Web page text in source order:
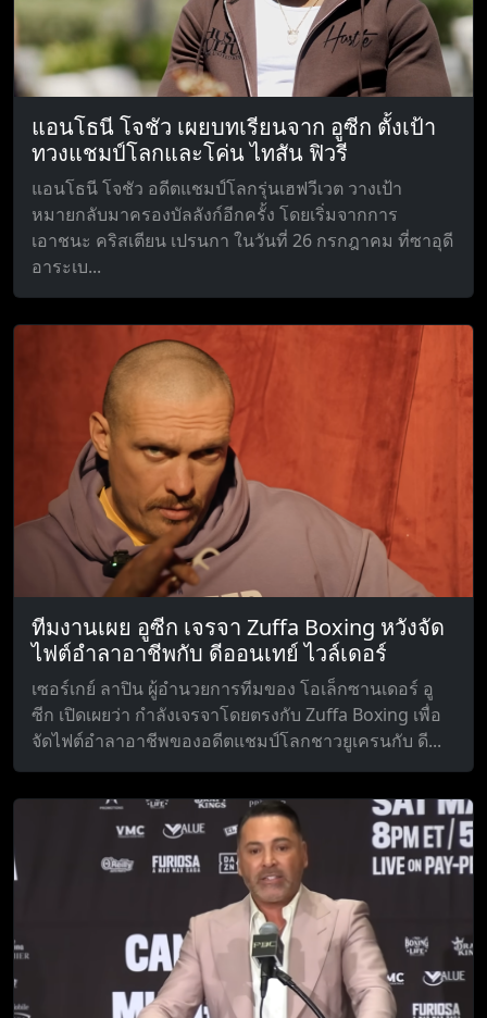
แอนโธนี โจชัว เผยบทเรียนจาก อูซีก ตั้งเป้า
ทวงแชมป์โลกและโค่น ไทสัน ฟิวรี
แอนโธนี โจชัว อดีตแชมป์โลกรุ่นเฮฟวีเวต วางเป้า
หมายกลับมาครองบัลลังก์อีกครั้ง โดยเริ่มจากการ
เอาชนะ คริสเตียน เปรนกา ในวันที่ 26 กรกฎาคม ที่ซาอุดี
อาระเบ...
ทีมงานเผย อูซีก เจรจา Zuffa Boxing หวังจัด
ไฟต์อำลาอาชีพกับ ดีออนเทย์ ไวล์เดอร์
เซอร์เกย์ ลาปิน ผู้อำนวยการทีมของ โอเล็กซานเดอร์ อู
ซีก เปิดเผยว่า กำลังเจรจาโดยตรงกับ Zuffa Boxing เพื่อ
จัดไฟต์อำลาอาชีพของอดีตแชมป์โลกชาวยูเครนกับ ดี...